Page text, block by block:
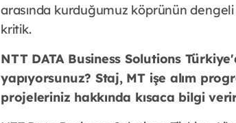
arasında kurduğumuz köprünün
kritik.
NTT DATA Business Solutions
yapıyorsunuz? Staj, MT işe alım
projeleriniz hakkında kısaca bilgi